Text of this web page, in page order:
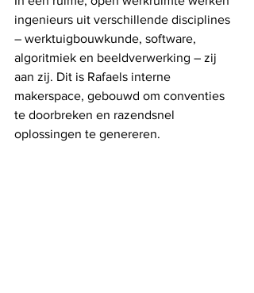
ingenieurs uit verschillende disciplines
– werktuigbouwkunde, software,
algoritmiek en beeldverwerking – zij
aan zij. Dit is Rafaels interne
makerspace, gebouwd om conventies
te doorbreken en razendsnel
oplossingen te genereren.